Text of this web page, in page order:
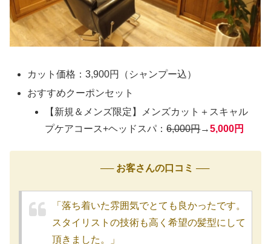
カット価格：3,900円（シャンプー込）
おすすめクーポンセット
【新規＆メンズ限定】メンズカット＋スキャル
プケアコース+ヘッドスパ：6,000円→5,000円
── お客さんの口コミ ──
「落ち着いた雰囲気でとても良かったです。
スタイリストの技術も高く希望の髪型にして
頂きました。」